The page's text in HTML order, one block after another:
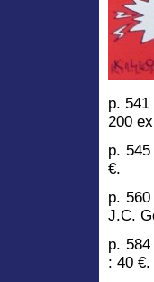
p. 541
200
p. 545
€.
p.
J.C.
p. 584
: 40 €.